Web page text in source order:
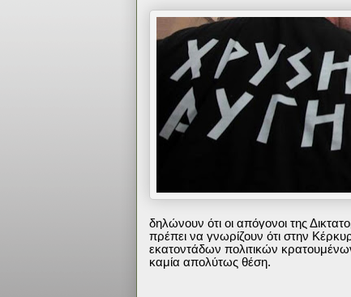
δηλώνουν ότι οι απόγονοι της
πρέπει να γνωρίζουν ότι στην
εκατοντάδων πολιτικών
καμία απολύτως θέση.